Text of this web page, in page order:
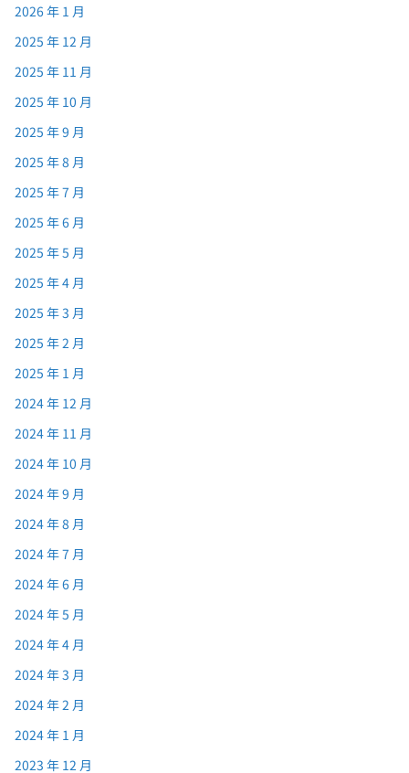
2026 年 1 月
2025 年 12 月
2025 年 11 月
2025 年 10 月
2025 年 9 月
2025 年 8 月
2025 年 7 月
2025 年 6 月
2025 年 5 月
2025 年 4 月
2025 年 3 月
2025 年 2 月
2025 年 1 月
2024 年 12 月
2024 年 11 月
2024 年 10 月
2024 年 9 月
2024 年 8 月
2024 年 7 月
2024 年 6 月
2024 年 5 月
2024 年 4 月
2024 年 3 月
2024 年 2 月
2024 年 1 月
2023 年 12 月